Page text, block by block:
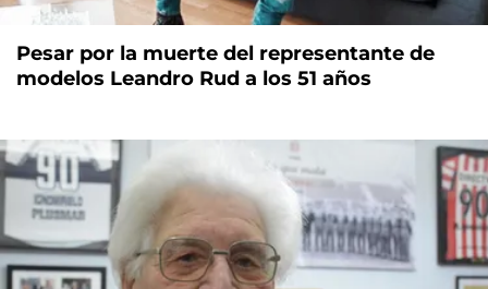
Pesar por la muerte del representante de
modelos Leandro Rud a los 51 años